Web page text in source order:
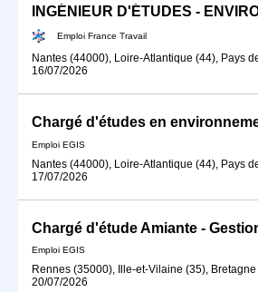
Emploi France Travail
Nantes (44000), Loire-Atlantique (44), Pays
16/07/2026
Emploi EGIS
Nantes (44000), Loire-Atlantique (44), Pays
17/07/2026
Chargé d'étude Amiante -
Emploi EGIS
Rennes (35000), Ille-et-Vilaine (35), Bretagne
20/07/2026